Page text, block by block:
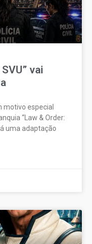
vai
motivo especial
“Law & Order:
uma adaptação